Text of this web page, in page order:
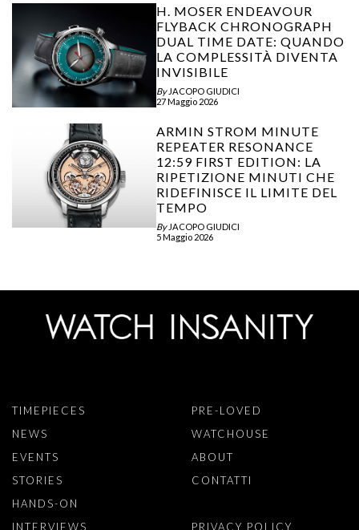
H. MOSER ENDEAVOUR
FLYBACK CHRONOGRAPH
DUAL TIME DATE: QUANDO
LA COMPLESSITÀ DIVENTA
INVISIBILE
By JACOPO GIUDICI
27 Maggio 2026
ARMIN STROM MINUTE
REPEATER RESONANCE
12:59 FIRST EDITION: LA
RIPETIZIONE MINUTI CHE
RIDEFINISCE IL LIMITE DEL
TEMPO
By JACOPO GIUDICI
5 Maggio 2026
TIMEPIECES
NEWS
EVENTS
STORIES
HANDS-ON
INTERVIEWS
PRE-LOVED
WATCHOUSE
ABOUT
CONTATTI
PRIVACY POLICY